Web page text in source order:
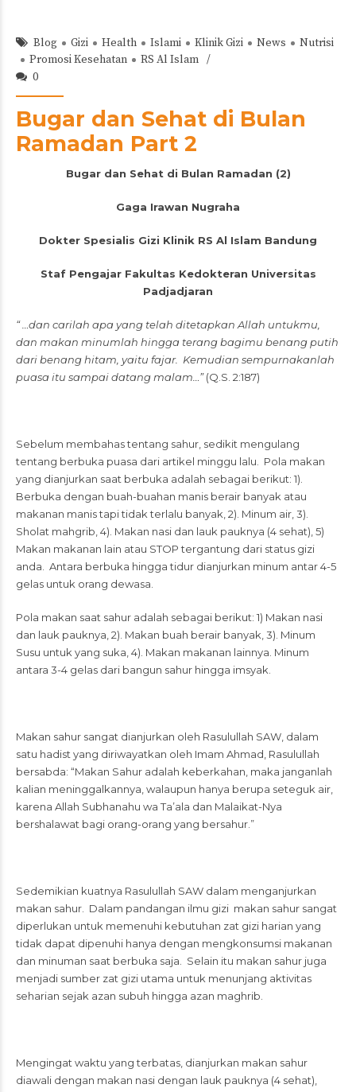
Blog Gizi Health Islami Klinik Gizi News
Nutrisi
Promosi Kesehatan
RS Al Islam
0
Bugar dan Sehat di Bulan
Ramadan Part 2
Bugar dan Sehat di Bulan Ramadan (2)
Gaga Irawan Nugraha
Dokter Spesialis Gizi Klinik RS Al Islam Bandung
Staf Pengajar Fakultas Kedokteran Universitas
Padjadjaran
“ …dan carilah apa yang telah ditetapkan Allah untukmu,
dan makan minumlah hingga terang bagimu benang putih
dari benang hitam, yaitu fajar. Kemudian sempurnakanlah
puasa itu sampai datang malam…”(Q.S. 2:187)
Sebelum membahas tentang sahur, sedikit mengulang
tentang berbuka puasa dari artikel minggu lalu. Pola makan
yang dianjurkan saat berbuka adalah sebagai berikut: 1).
Berbuka dengan buah-buahan manis berair banyak atau
makanan manis tapi tidak terlalu banyak, 2). Minum air, 3).
Sholat mahgrib, 4). Makan nasi dan lauk pauknya (4 sehat), 5)
Makan makanan lain atau STOP tergantung dari status gizi
anda. Antara berbuka hingga tidur dianjurkan minum antar 4-5
gelas untuk orang dewasa.
Pola makan saat sahur adalah sebagai berikut: 1) Makan nasi
dan lauk pauknya, 2). Makan buah berair banyak, 3). Minum
Susu untuk yang suka, 4). Makan makanan lainnya. Minum
antara 3-4 gelas dari bangun sahur hingga imsyak.
Makan sahur sangat dianjurkan oleh Rasulullah SAW, dalam
satu hadist yang diriwayatkan oleh Imam Ahmad, Rasulullah
bersabda: “Makan Sahur adalah keberkahan, maka janganlah
kalian meninggalkannya, walaupun hanya berupa seteguk air,
karena Allah Subhanahu wa Ta’ala dan Malaikat-Nya
bershalawat bagi orang-orang yang bersahur.”
Sedemikian kuatnya Rasulullah SAW dalam menganjurkan
makan sahur. Dalam pandangan ilmu gizi makan sahur sangat
diperlukan untuk memenuhi kebutuhan zat gizi harian yang
tidak dapat dipenuhi hanya dengan mengkonsumsi makanan
dan minuman saat berbuka saja. Selain itu makan sahur juga
menjadi sumber zat gizi utama untuk menunjang aktivitas
seharian sejak azan subuh hingga azan maghrib.
Mengingat waktu yang terbatas, dianjurkan makan sahur
diawali dengan makan nasi dengan lauk pauknya (4 sehat),